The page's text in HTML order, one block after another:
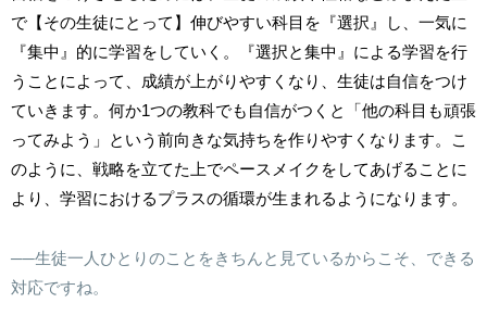
で【その生徒にとって】伸びやすい科目を『選択』し、一気に
『集中』的に学習をしていく。『選択と集中』による学習を行
うことによって、成績が上がりやすくなり、生徒は自信をつけ
ていきます。何か1つの教科でも自信がつくと「他の科目も頑張
ってみよう」という前向きな気持ちを作りやすくなります。こ
のように、戦略を立てた上でペースメイクをしてあげることに
より、学習におけるプラスの循環が生まれるようになります。
──生徒一人ひとりのことをきちんと見ているからこそ、できる
対応ですね。